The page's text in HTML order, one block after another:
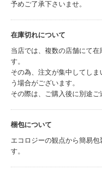
予めご了承下さいませ。
在庫切れについて
当店では、複数の店舗にて
す。
その為、注文が集中してし
う場合がございます。
その際は、ご購入後に別途ご
梱包について
エコロジーの観点から簡易
す。